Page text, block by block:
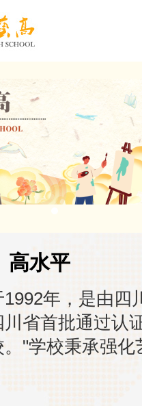
高水平
年，是由四
省首批通过认
"学校秉承强化
高水平专业教